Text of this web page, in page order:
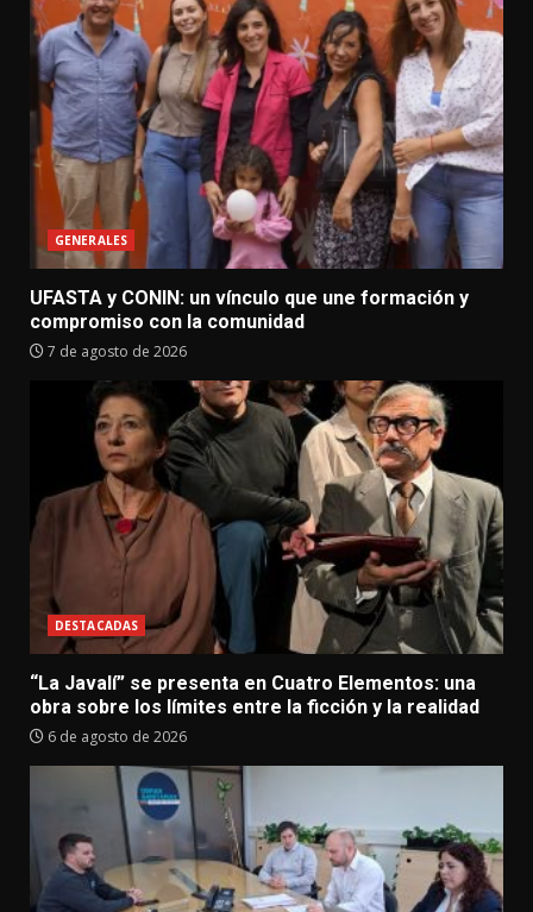
GENERALES
UFASTA y CONIN: un vínculo que une formación y
compromiso con la comunidad
7 de agosto de 2026
DESTACADAS
“La Javalí” se presenta en Cuatro Elementos: una
obra sobre los límites entre la ficción y la realidad
6 de agosto de 2026